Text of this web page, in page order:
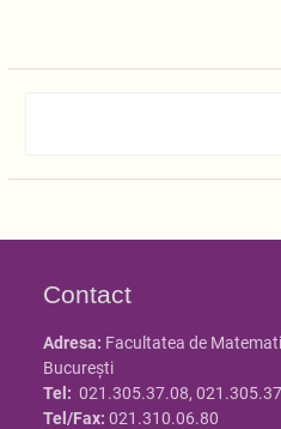
Contact
Adresa: Facultatea de
Bucureşti
Tel: 021.305.37.08,
Tel/Fax: 021.310.06.80